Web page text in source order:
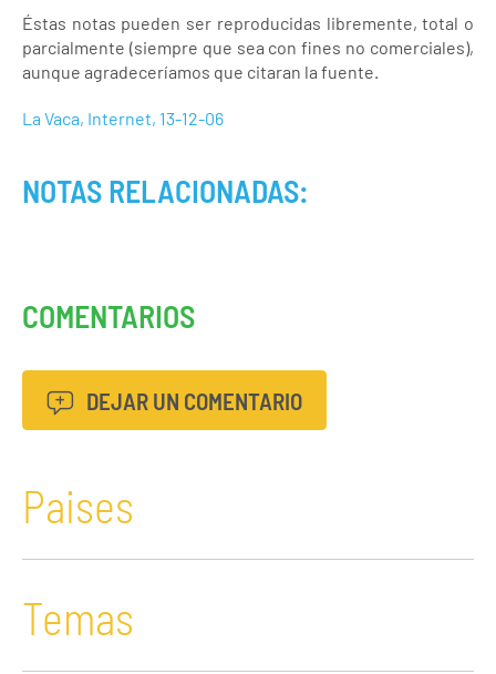
Éstas notas pueden ser reproducidas libremente, total o
parcialmente (siempre que sea con fines no comerciales),
aunque agradeceríamos que citaran la fuente.
La Vaca, Internet, 13-12-06
NOTAS RELACIONADAS:
COMENTARIOS
DEJAR UN COMENTARIO
Paises
Temas